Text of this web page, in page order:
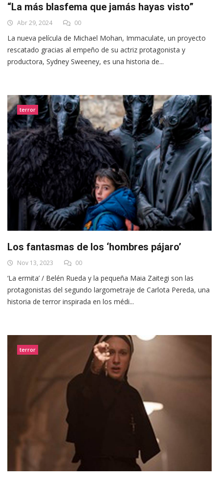
“La más blasfema que jamás hayas visto”
Abr 29, 2024 00
La nueva película de Michael Mohan, Immaculate, un proyecto
rescatado gracias al empeño de su actriz protagonista y
productora, Sydney Sweeney, es una historia de...
terror
Los fantasmas de los ‘hombres pájaro’
Nov 13, 2023 00
‘La ermita’ / Belén Rueda y la pequeña Maia Zaitegi son las
protagonistas del segundo largometraje de Carlota Pereda, una
historia de terror inspirada en los médi...
terror